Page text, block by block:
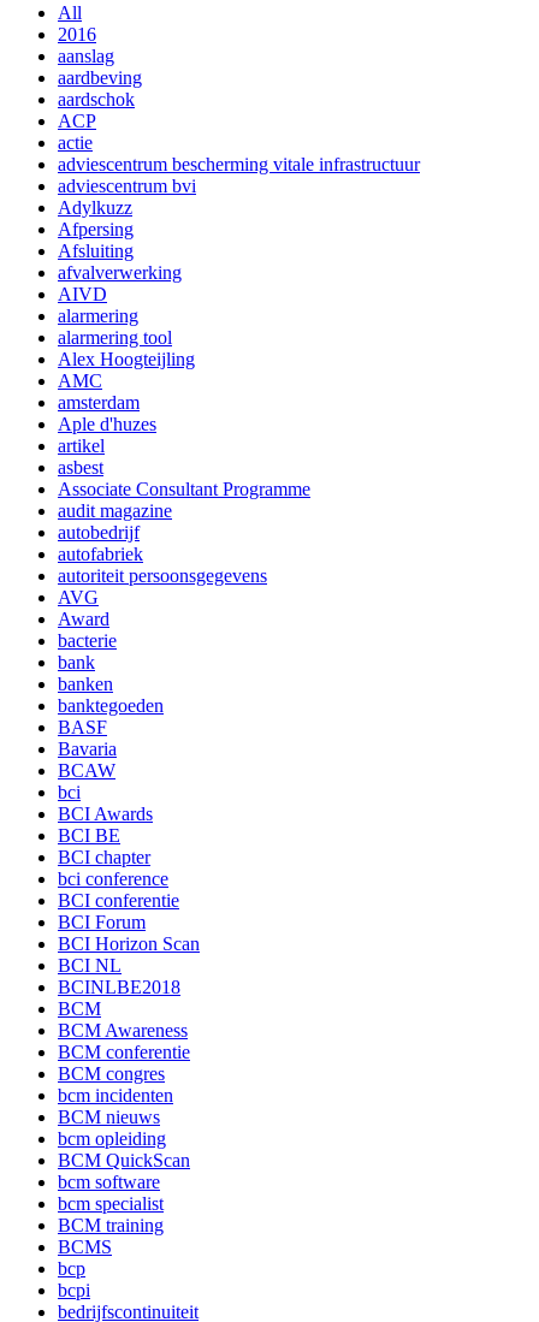
All
2016
aanslag
aardbeving
aardschok
ACP
actie
adviescentrum bescherming vitale infrastructuur
adviescentrum bvi
Adylkuzz
Afpersing
Afsluiting
afvalverwerking
AIVD
alarmering
alarmering tool
Alex Hoogteijling
AMC
amsterdam
Aple d'huzes
artikel
asbest
Associate Consultant Programme
audit magazine
autobedrijf
autofabriek
autoriteit persoonsgegevens
AVG
Award
bacterie
bank
banken
banktegoeden
BASF
Bavaria
BCAW
bci
BCI Awards
BCI BE
BCI chapter
bci conference
BCI conferentie
BCI Forum
BCI Horizon Scan
BCI NL
BCINLBE2018
BCM
BCM Awareness
BCM conferentie
BCM congres
bcm incidenten
BCM nieuws
bcm opleiding
BCM QuickScan
bcm software
bcm specialist
BCM training
BCMS
bcp
bcpi
bedrijfscontinuiteit